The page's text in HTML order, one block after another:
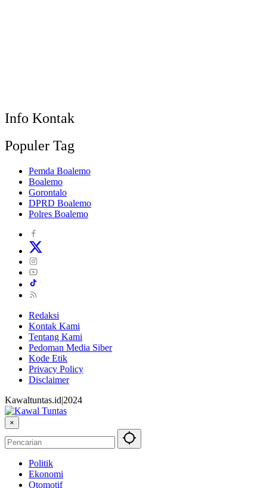
Info Kontak
Populer Tag
Pemda Boalemo
Boalemo
Gorontalo
DPRD Boalemo
Polres Boalemo
Redaksi
Kontak Kami
Tentang Kami
Pedoman Media Siber
Kode Etik
Privacy Policy
Disclaimer
Kawaltuntas.id|2024
×
Politik
Ekonomi
Otomotif